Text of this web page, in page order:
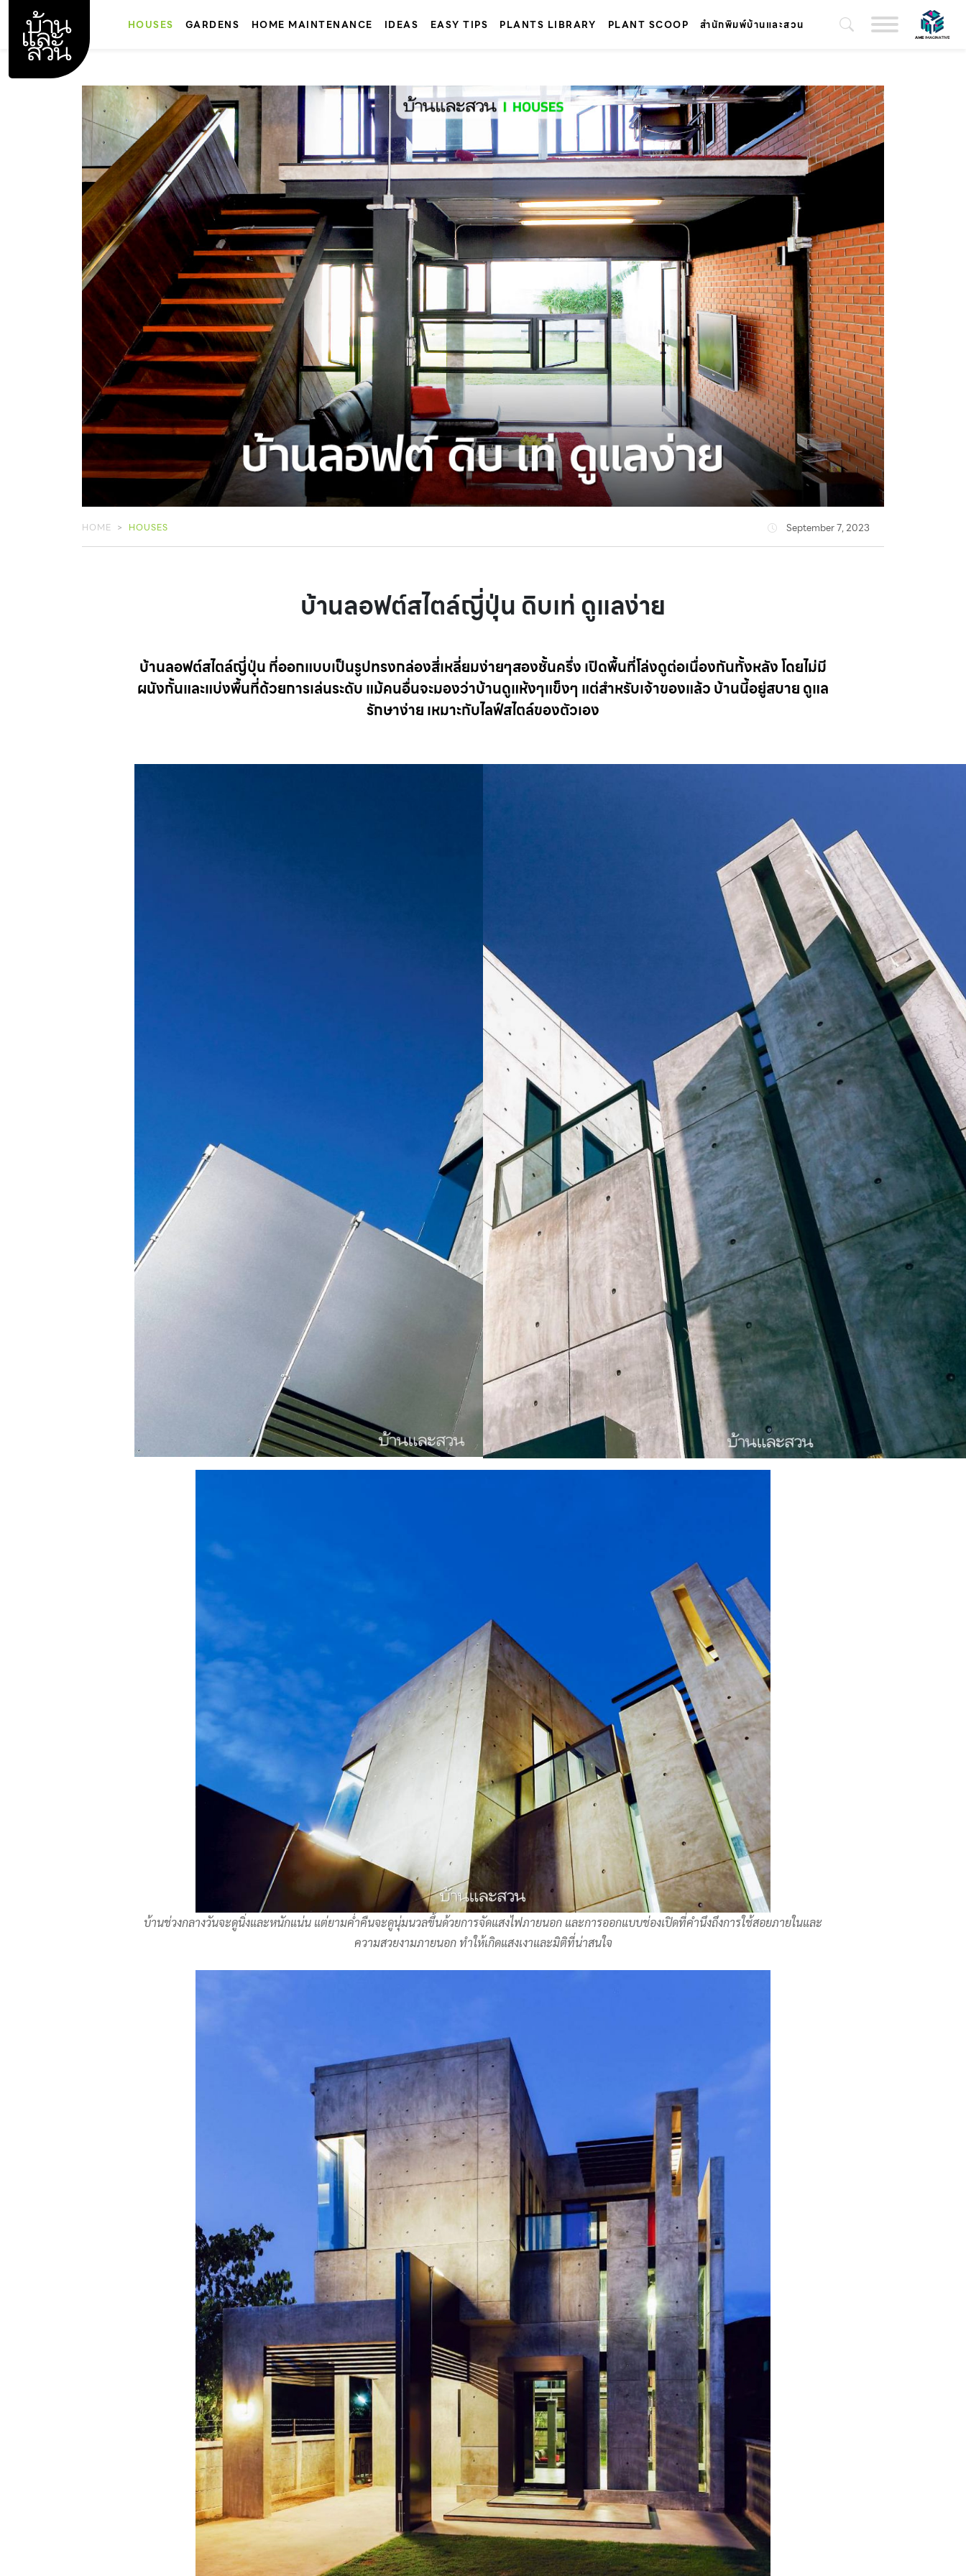
content
HOUSES GARDENS HOME MAINTENANCE IDEAS EASY TIPS PLANTS LIBRARY PLANT SCOOP สำนักพิมพ์บ้านและสวน
HOME HOUSES September 7, 2023
บ้านลอฟต์สไตล์ญี่ปุ่น ดิบเท่ ดูแลง่าย
บ้านลอฟต์สไตล์ญี่ปุ่น ที่ออกแบบเป็นรูปทรงกล่องสี่เหลี่ยมง่ายๆสองชั้นครึ่ง เปิดพื้นที่โล่งดูต่อเนื่องกันทั้งหลัง โดยไม่มี
ผนังกั้นและแบ่งพื้นที่ด้วยการเล่นระดับ แม้คนอื่นจะมองว่าบ้านดูแห้งๆแข็งๆ แต่สำหรับเจ้าของแล้ว บ้านนี้อยู่สบาย ดูแล
รักษาง่าย เหมาะกับไลฟ์สไตล์ของตัวเอง
บ้านช่วงกลางวันจะดูนิ่งและหนักแน่น แต่ยามค่ำคืนจะดูนุ่มนวลขึ้นด้วยการจัดแสงไฟภายนอก และการออกแบบช่องเปิดที่คำนึงถึงการใช้สอยภายในและ
ความสวยงามภายนอก ทำให้เกิดแสงเงาและมิติที่น่าสนใจ